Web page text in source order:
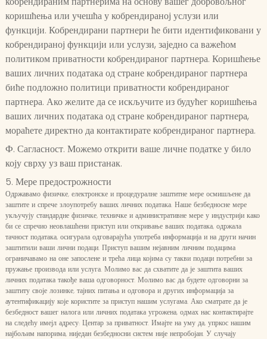
коришћења или учешћа у кобрендираној услузи или
функцији. Кобрендирани партнери ће бити идентификовани у
кобрендираној функцији или услузи, заједно са важећом
политиком приватности кобрендираног партнера. Коришћење
ваших личних података од стране кобрендираног партнера
биће подложно политици приватности кобрендираног
партнера. Ако желите да се искључите из будућег коришћења
ваших личних података од стране кобрендираног партнера,
мораћете директно да контактирате кобрендираног партнера.
Ф. Сагласност. Можемо открити ваше личне податке у било
коју сврху уз ваш пристанак.
5. Мере предострожности
Одржавамо физичке, електронске и процедуралне заштитне мере осмишљене да
заштите и спрече злоупотребу ваших личних података. Наше безбедносне мере
укључују стандардне физичке, техничке и административне мере у индустрији како
би се спречио неовлашћени приступ или откривање ваших података, одржала
тачност података, осигурала одговарајућа употреба информација и на други начин
заштитили ваши лични подаци. Приступ вашим нејавним личним подацима
ограничавамо на оне запослене и трећа лица којима су такви подаци потребни за
пружање производа или услуга. Молимо вас да схватите да је заштита ваших
личних података такође ваша одговорност. Молимо вас да будете одговорни за
заштиту своје лозинке, тајних питања и одговора и других информација за
аутентификацију које користите за приступ нашим услугама. Ако сматрате да је
безбедност вашег налога или личних података угрожена, одмах нас контактирајте
на следећу имејл адресу: Центар за приватност. Имајте на уму да, упркос нашим
најбољим напорима, ниједан безбедносни систем није непробојан. У случају